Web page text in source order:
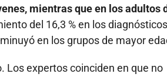
mientras que en los adultos
del 16,3 % en los
en los grupos de mayor
Los expertos coinciden en que no